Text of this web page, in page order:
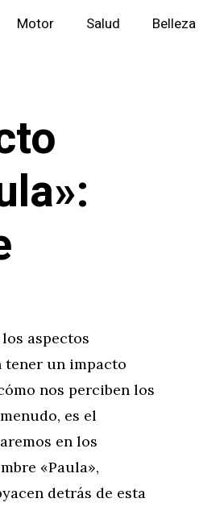
Motor Salud Belleza
aspectos
tener un impacto
nos perciben los
es el
en los
«Paula»,
detrás de esta